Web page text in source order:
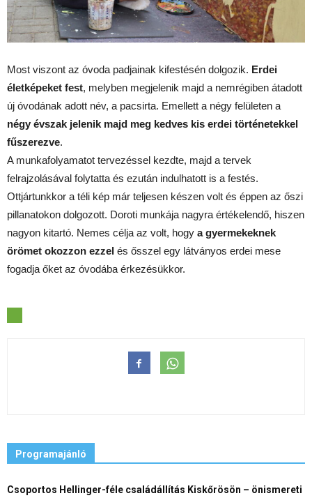
Most viszont az óvoda padjainak kifestésén dolgozik. Erdei
életképeket fest, melyben megjelenik majd a nemrégiben átadott
új óvodának adott név, a pacsirta. Emellett a négy felületen a
négy évszak jelenik majd meg kedves kis erdei történetekkel
fűszerezve.
A munkafolyamatot tervezéssel kezdte, majd a tervek
felrajzolásával folytatta és ezután indulhatott is a festés.
Ottjártunkkor a téli kép már teljesen készen volt és éppen az őszi
pillanatokon dolgozott. Doroti munkája nagyra értékelendő, hiszen
nagyon kitartó. Nemes célja az volt, hogy a gyermekeknek
örömet okozzon ezzel és ősszel egy látványos erdei mese
fogadja őket az óvodába érkezésükkor.
Programajánló
Csoportos Hellinger-féle családállítás Kiskőrösön – önismereti